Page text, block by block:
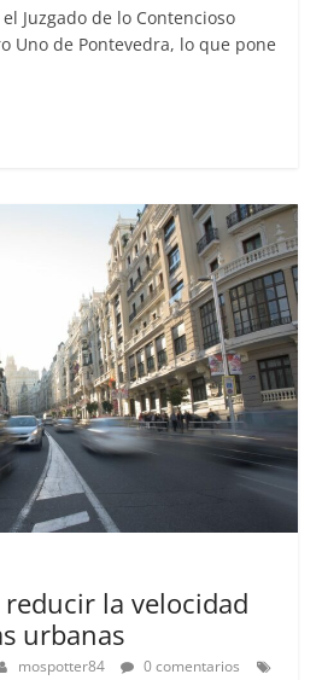
Juzgado de lo Contencioso
Uno de Pontevedra, lo que pone
reducir la velocidad
urbanas
mospotter84
0 comentarios